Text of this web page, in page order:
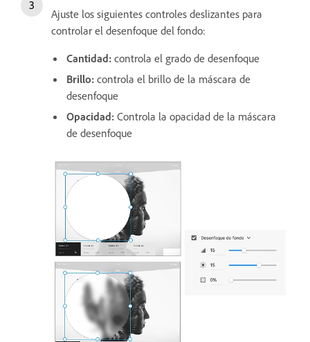
Ajuste los siguientes controles deslizantes para
controlar el desenfoque del fondo:
Cantidad: controla el grado de desenfoque
Brillo: controla el brillo de la máscara de
desenfoque
Opacidad: Controla la opacidad de la máscara
de desenfoque